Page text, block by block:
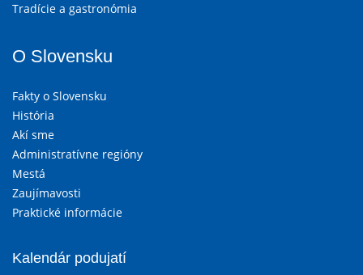
Tradície a gastronómia
O Slovensku
Fakty o Slovensku
História
Akí sme
Administratívne regióny
Mestá
Zaujímavosti
Praktické informácie
Kalendár podujatí